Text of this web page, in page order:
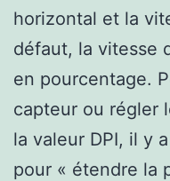
horizontal et la
défaut, la vitesse
en pourcentage.
capteur ou régler
la valeur DPI, il y
pour « étendre la